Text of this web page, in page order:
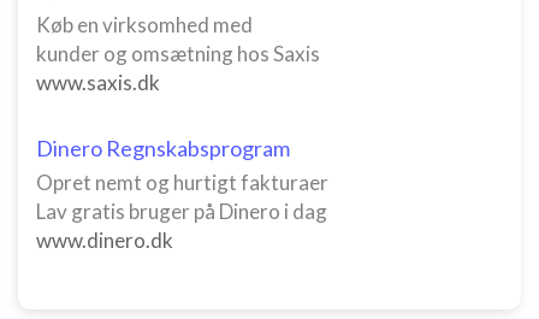
Køb en virksomhed med
kunder og omsætning hos Saxis
www.saxis.dk
Dinero Regnskabsprogram
Opret nemt og hurtigt fakturaer
Lav gratis bruger på Dinero i dag
www.dinero.dk